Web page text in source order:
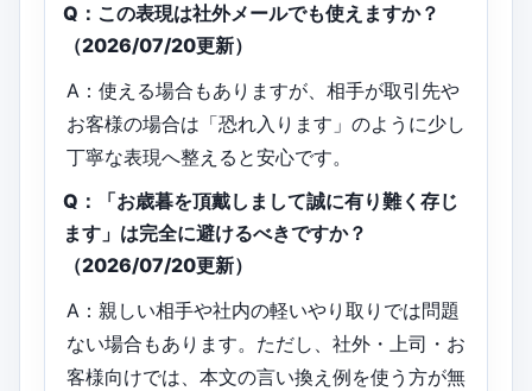
Q：この表現は社外メールでも使えますか？
（2026/07/20更新）
A：使える場合もありますが、相手が取引先や
お客様の場合は「恐れ入ります」のように少し
丁寧な表現へ整えると安心です。
Q：「お歳暮を頂戴しまして誠に有り難く存じ
ます」は完全に避けるべきですか？
（2026/07/20更新）
A：親しい相手や社内の軽いやり取りでは問題
ない場合もあります。ただし、社外・上司・お
客様向けでは、本文の言い換え例を使う方が無